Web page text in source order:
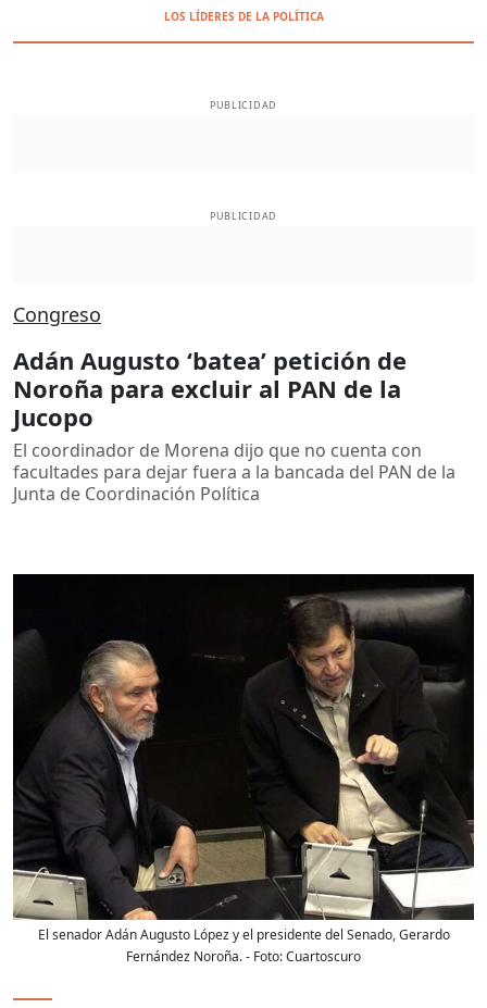
LOS LÍDERES DE LA POLÍTICA
PUBLICIDAD
PUBLICIDAD
Congreso
Adán Augusto ‘batea’ petición de
Noroña para excluir al PAN de la
Jucopo
El coordinador de Morena dijo que no cuenta con
facultades para dejar fuera a la bancada del PAN de la
Junta de Coordinación Política
El senador Adán Augusto López y el presidente del Senado, Gerardo
Fernández Noroña.- Foto:Cuartoscuro